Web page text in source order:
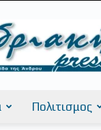
Πολιτισμος